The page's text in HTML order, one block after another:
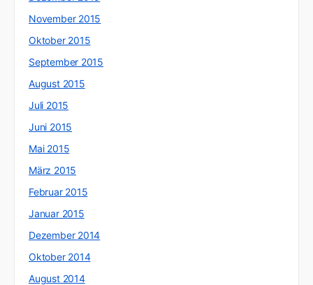
November 2015
Oktober 2015
September 2015
August 2015
Juli 2015
Juni 2015
Mai 2015
März 2015
Februar 2015
Januar 2015
Dezember 2014
Oktober 2014
August 2014